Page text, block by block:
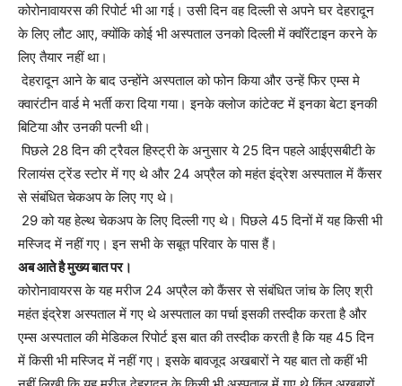
कोरोनावायरस की रिपोर्ट भी आ गई। उसी दिन वह दिल्ली से अपने घर देहरादून
के लिए लौट आए, क्योंकि कोई भी अस्पताल उनको दिल्ली में क्वॉरेंटाइन करने के
लिए तैयार नहीं था।
देहरादून आने के बाद उन्होंने अस्पताल को फोन किया और उन्हें फिर एम्स मे
क्वारंटीन वार्ड मे भर्ती करा दिया गया। इनके क्लोज कांटेक्ट में इनका बेटा इनकी
बिटिया और उनकी पत्नी थी।
पिछले 28 दिन की ट्रैवल हिस्ट्री के अनुसार ये 25 दिन पहले आईएसबीटी के
रिलायंस ट्रेंड स्टोर में गए थे और 24 अप्रैल को महंत इंद्रेश अस्पताल में कैंसर
से संबंधित चेकअप के लिए गए थे।
29 को यह हेल्थ चेकअप के लिए दिल्ली गए थे। पिछले 45 दिनों में यह किसी भी
मस्जिद में नहीं गए। इन सभी के सबूत परिवार के पास हैं।
अब आते है मुख्य बात पर।
कोरोनावायरस के यह मरीज 24 अप्रैल को कैंसर से संबंधित जांच के लिए श्री
महंत इंद्रेश अस्पताल में गए थे अस्पताल का पर्चा इसकी तस्दीक करता है और
एम्स अस्पताल की मेडिकल रिपोर्ट इस बात की तस्दीक करती है कि यह 45 दिन
में किसी भी मस्जिद में नहीं गए। इसके बावजूद अखबारों ने यह बात तो कहीं भी